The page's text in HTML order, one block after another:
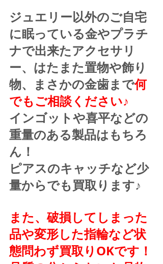
ジュエリー以外のご自宅
に眠っている金やプラチ
ナで出来たアクセサリ
ー、はたまた置物や飾り
物、まさかの金歯まで何
でもご相談ください♪
インゴットや喜平などの
重量のある製品はもちろ
ん！
ピアスのキャッチなど少
量からでも買取ります♪
また、破損してしまった
品や変形した指輪など状
態問わず買取りOKです！